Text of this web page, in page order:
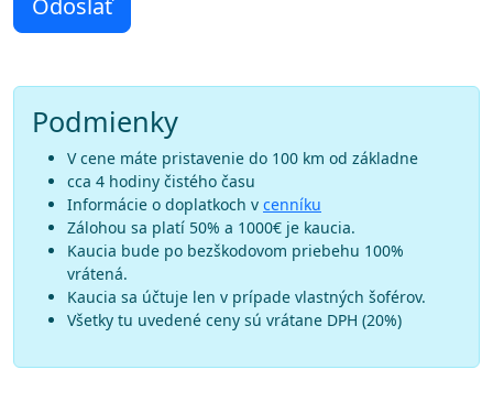
Odoslať
Podmienky
V cene máte pristavenie do 100 km od základne
cca 4 hodiny čistého času
Informácie o doplatkoch v cenníku
Zálohou sa platí 50% a 1000€ je kaucia.
Kaucia bude po bezškodovom priebehu 100%
vrátená.
Kaucia sa účtuje len v prípade vlastných šoférov.
Všetky tu uvedené ceny sú vrátane DPH (20%)